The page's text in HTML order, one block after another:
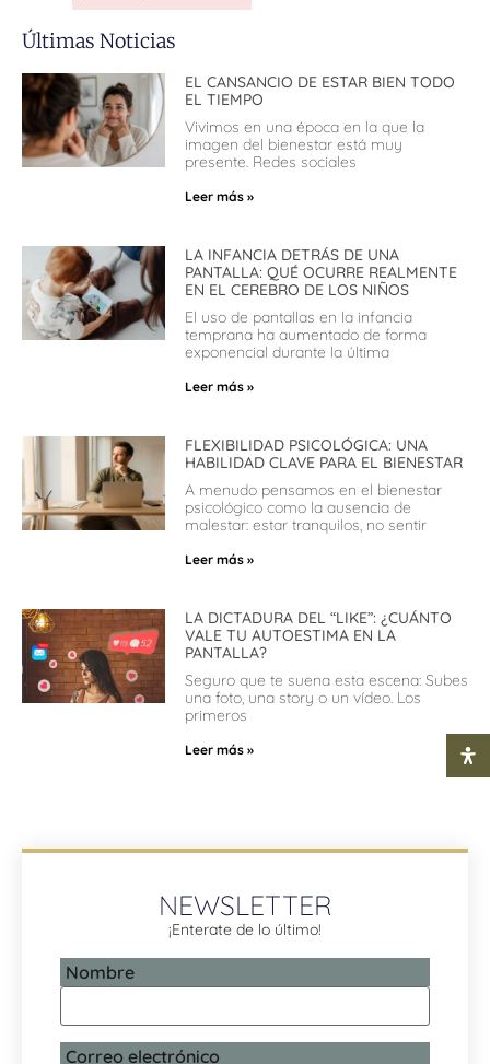
Últimas Noticias
EL CANSANCIO DE ESTAR BIEN TODO
EL TIEMPO
Vivimos en una época en la que la
imagen del bienestar está muy
presente. Redes sociales
Leer más »
LA INFANCIA DETRÁS DE UNA
PANTALLA: QUÉ OCURRE REALMENTE
EN EL CEREBRO DE LOS NIÑOS
El uso de pantallas en la infancia
temprana ha aumentado de forma
exponencial durante la última
Leer más »
FLEXIBILIDAD PSICOLÓGICA: UNA
HABILIDAD CLAVE PARA EL BIENESTAR
A menudo pensamos en el bienestar
psicológico como la ausencia de
malestar: estar tranquilos, no sentir
Leer más »
LA DICTADURA DEL “LIKE”: ¿CUÁNTO
VALE TU AUTOESTIMA EN LA
PANTALLA?
Seguro que te suena esta escena: Subes
una foto, una story o un vídeo. Los
primeros
Leer más »
NEWSLETTER
¡Enterate de lo último!
Nombre
Correo electrónico